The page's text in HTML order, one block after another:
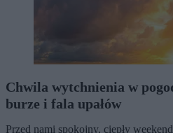
Chwila wytchnienia w
burze i fala upałów
Przed nami spokojny, ciepły